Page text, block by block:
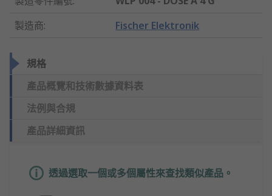
製造商: Fischer Elektronik
規格
產品概覽和技術數據資料表
法例與合規
產品詳細資訊
透過選取一個或多個屬性來查找類似產品。